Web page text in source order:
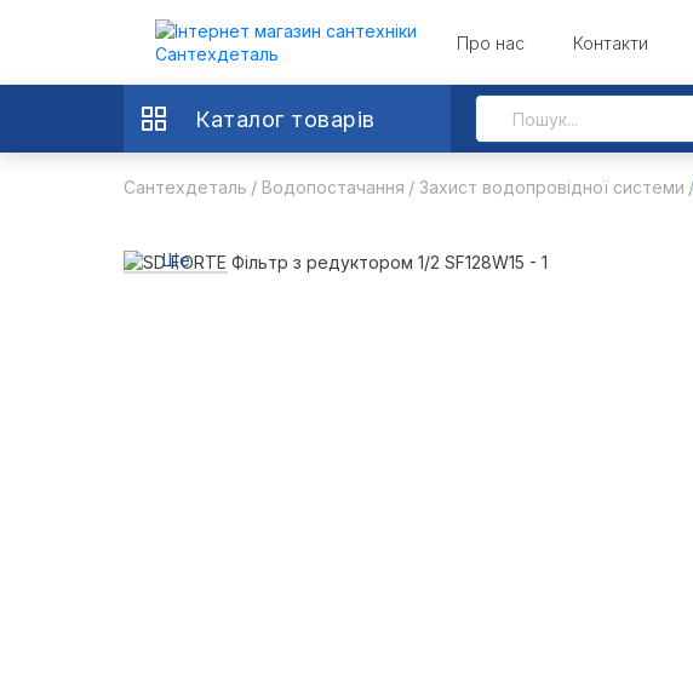
Про нас Контакти
Каталог товарів
Сантехдеталь Водопостачання Захист водопровідної системи
Ще